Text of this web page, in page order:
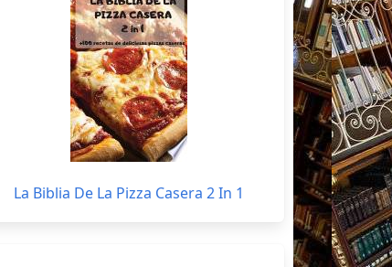
La Biblia De La Pizza Casera 2 In 1